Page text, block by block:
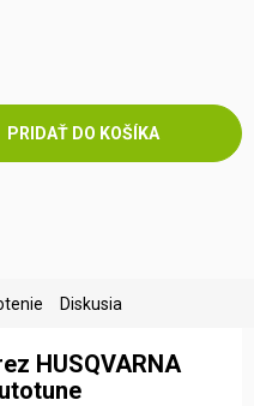
PRIDAŤ DO KOŠÍKA
Diskusia
HUSQVARNA